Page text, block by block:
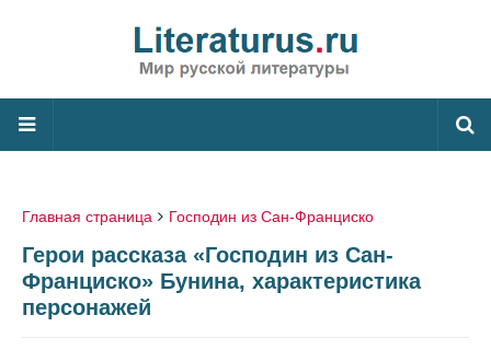
Главная страница Господин из Сан-Франциско
Герои рассказа «Господин из Сан-
Франциско» Бунина, характеристика
персонажей